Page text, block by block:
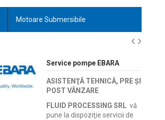
Motoare Submersibile
Service pompe EBARA
ASISTENŢĂ TEHNICĂ, PRE ŞI
POST VÂNZARE
FLUID PROCESSING SRLvă
pune la dispoziţie servicii de